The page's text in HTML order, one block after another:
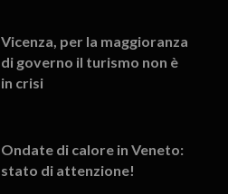
Vicenza, per la maggioranza
di governo il turismo non è
in crisi
Ondate di calore in Veneto:
stato di attenzione!